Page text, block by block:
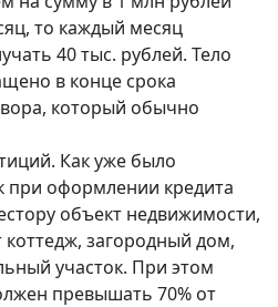
то каждый месяц
40 тыс. рублей. Тело
в конце срока
который обычно
Как уже было
оформлении кредита
объект недвижимости,
загородный дом,
участок. При этом
превышать 70% от